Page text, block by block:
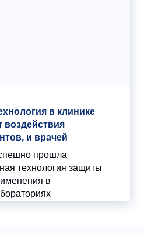
в клинике
воздействия
и врачей
прошла
технология защиты
в